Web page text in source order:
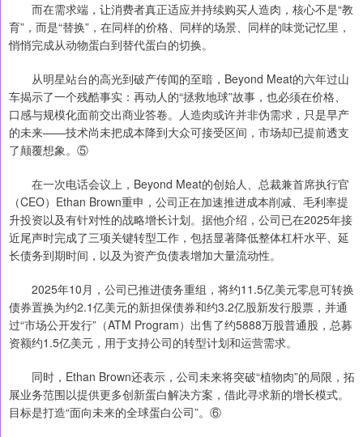
而在需求端，让消费者真正适应并持续购买人造肉，核心不是“教
育”，而是“替换”，在同样的价格、同样的场景、同样的味觉记忆里，
悄悄完成从动物蛋白到替代蛋白的切换。
从明星站台的高光到破产传闻的至暗，Beyond Meat的六年过山
车揭示了一个残酷事实：再动人的“拯救地球”故事，也必须在价格、
口感与规模化面前交出商业答卷。人造肉或许并非伪需求，只是早产
的未来——技术尚未把成本降到大众可接受区间，市场却已提前透支
了颠覆想象。⑤
在一次电话会议上，Beyond Meat的创始人、总裁兼首席执行官
（CEO）Ethan Brown重申，公司正在加速推进成本削减、毛利率提
升投资以及有针对性的战略增长计划。据他介绍，公司已在2025年接
近尾声时完成了三项关键转型工作，包括显著降低整体杠杆水平、延
长债务到期时间，以及为资产负债表增加大量流动性。
2025年10月，公司已推进债务重组，将约11.5亿美元零息可转换
债券置换为约2.1亿美元的新担保债券和约3.2亿股新发行股票，并通
过“市场公开发行”（ATM Program）出售了约5888万股普通股，总募
资额约1.5亿美元，用于支持公司的转型计划和运营需求。
同时，Ethan Brown还表示，公司未来将突破“植物肉”的局限，拓
展业务范围以提供更多创新蛋白解决方案，借此寻求新的增长模式。
目标是打造“面向未来的全球蛋白公司”。⑥